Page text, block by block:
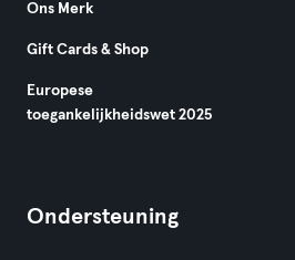
Ons Merk
Gift Cards & Shop
Europese
toegankelijkheidswet 2025
Ondersteuning